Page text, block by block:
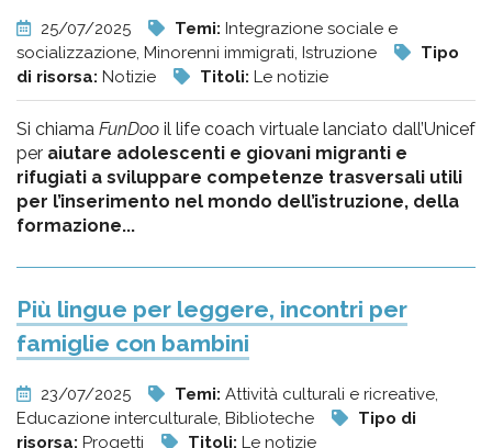
25/07/2025 Temi: Integrazione sociale e
socializzazione, Minorenni immigrati, Istruzione
Tipo
di risorsa: Notizie Titoli: Le notizie
Si chiama FunDoo il life coach virtuale lanciato dall’Unicef
per aiutare adolescenti e giovani migranti e
rifugiati a sviluppare competenze trasversali utili
per l’inserimento nel mondo dell’istruzione, della
formazione...
Più lingue per leggere, incontri per
famiglie con bambini
23/07/2025 Temi: Attività culturali e ricreative,
Educazione interculturale, Biblioteche
Tipo di
risorsa: Progetti Titoli: Le notizie